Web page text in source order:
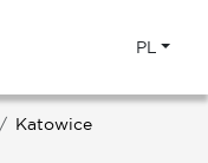
PL
Katowice